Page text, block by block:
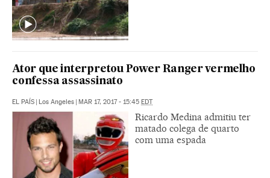
Ator que interpretou Power Ranger vermelho
confessa assassinato
EL PAÍS | Los Angeles | MAR 17, 2017 - 15:45 EDT
Ricardo Medina admitiu ter
matado colega de quarto
com uma espada